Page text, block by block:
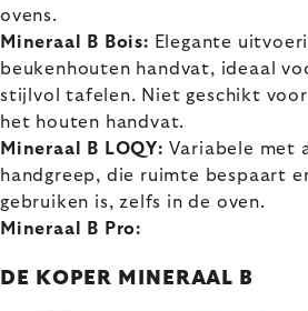
ovens.
Mineraal B Bois: Elegante
beukenhouten handvat, ideaal
stijlvol tafelen. Niet geschikt voor
het houten handvat.
Mineraal B LOQY: Variabele met
handgreep, die ruimte bespaart
gebruiken is, zelfs in de oven.
Mineraal B Pro:
DE KOPER MINERAAL B